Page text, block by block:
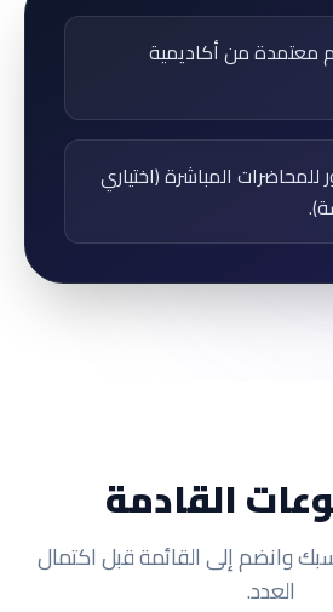
معتمدة من أكاديمية
المباشرة (اختياري
القادمة
وانضم إلى القائمة قبل اكتمال
العدد.